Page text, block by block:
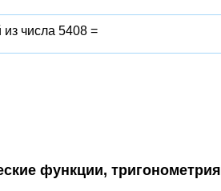
из числа 5408 =
функции, тригонометрия